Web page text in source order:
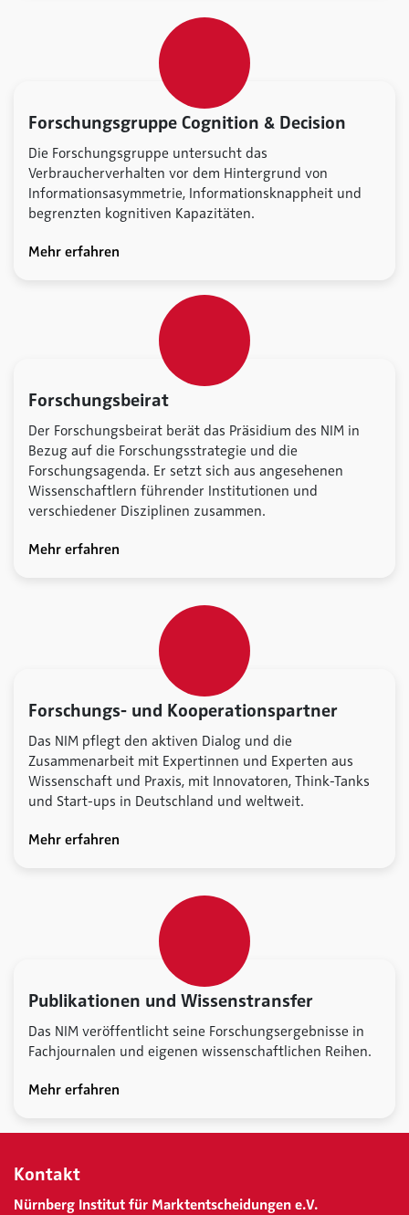
Forschungsgruppe Cognition & Decision
Die Forschungsgruppe untersucht das
Verbraucherverhalten vor dem Hintergrund von
Informationsasymmetrie, Informationsknappheit und
begrenzten kognitiven Kapazitäten.
Mehr erfahren
Forschungsbeirat
Der Forschungsbeirat berät das Präsidium des NIM in
Bezug auf die Forschungsstrategie und die
Forschungsagenda. Er setzt sich aus angesehenen
Wissenschaftlern führender Institutionen und
verschiedener Disziplinen zusammen.
Mehr erfahren
Forschungs- und Kooperationspartner
Das NIM pflegt den aktiven Dialog und die
Zusammenarbeit mit Expertinnen und Experten aus
Wissenschaft und Praxis, mit Innovatoren, Think-Tanks
und Start-ups in Deutschland und weltweit.
Mehr erfahren
Publikationen und Wissenstransfer
Das NIM veröffentlicht seine Forschungsergebnisse in
Fachjournalen und eigenen wissenschaftlichen Reihen.
Mehr erfahren
Kontakt
Nürnberg Institut für Marktentscheidungen e.V.